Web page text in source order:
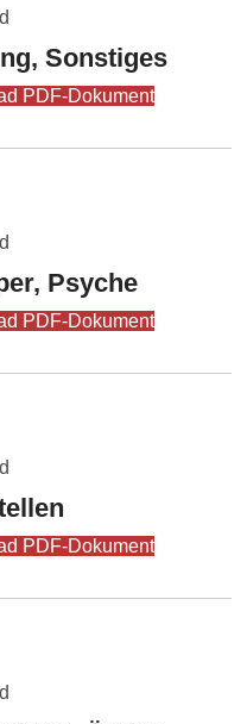
Sonstiges
PDF-Dokument
Psyche
PDF-Dokument
PDF-Dokument